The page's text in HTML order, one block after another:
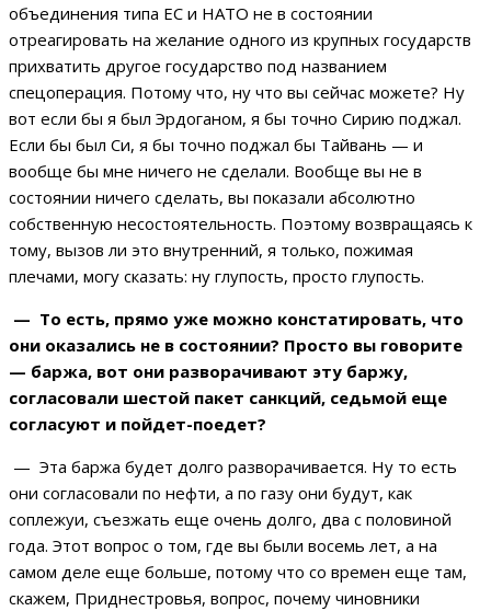
объединения типа ЕС и НАТО не в состоянии
отреагировать на желание одного из крупных государств
прихватить другое государство под названием
спецоперация. Потому что, ну что вы сейчас можете? Ну
вот если бы я был Эрдоганом, я бы точно Сирию поджал.
Если бы был Си, я бы точно поджал бы Тайвань — и
вообще бы мне ничего не сделали. Вообще вы не в
состоянии ничего сделать, вы показали абсолютно
собственную несостоятельность. Поэтому возвращаясь к
тому, вызов ли это внутренний, я только, пожимая
плечами, могу сказать: ну глупость, просто глупость.
— То есть, прямо уже можно констатировать, что
они оказались не в состоянии? Просто вы говорите
— баржа, вот они разворачивают эту баржу,
согласовали шестой пакет санкций, седьмой еще
согласуют и пойдет-поедет?
— Эта баржа будет долго разворачивается. Ну то есть
они согласовали по нефти, а по газу они будут, как
соплежуи, съезжать еще очень долго, два с половиной
года. Этот вопрос о том, где вы были восемь лет, а на
самом деле еще больше, потому что со времен еще там,
скажем, Приднестровья, вопрос, почему чиновники